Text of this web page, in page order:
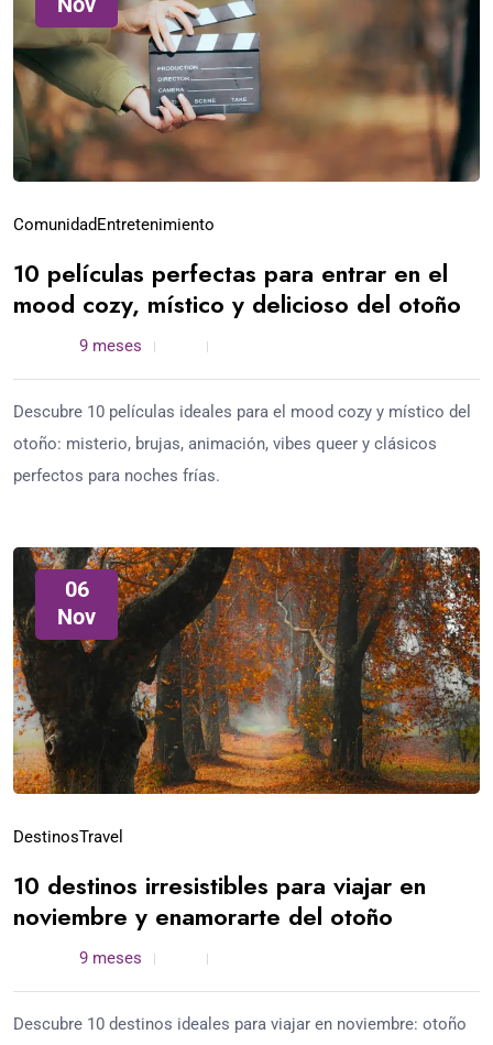
ComunidadEntretenimiento
10 películas perfectas para entrar en el
mood cozy, místico y delicioso del otoño
9 meses
Descubre 10 películas ideales para el mood cozy y místico del
otoño: misterio, brujas, animación, vibes queer y clásicos
perfectos para noches frías.
06
Nov
DestinosTravel
10 destinos irresistibles para viajar en
noviembre y enamorarte del otoño
9 meses
Descubre 10 destinos ideales para viajar en noviembre: otoño